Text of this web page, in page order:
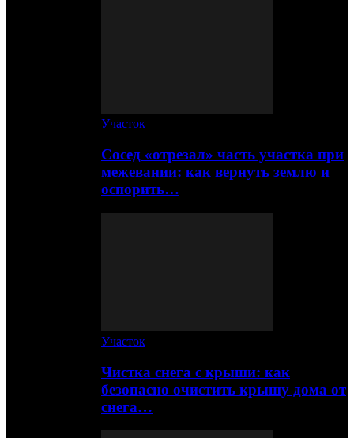
Участок
Сосед «отрезал» часть участка при
межевании: как вернуть землю и
оспорить…
Участок
Чистка снега с крыши: как
безопасно очистить крышу дома от
снега…